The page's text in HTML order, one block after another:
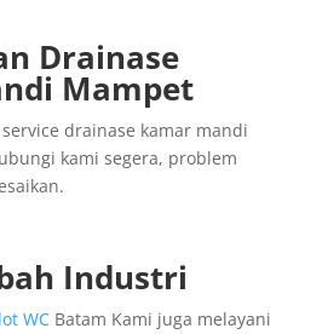
Drainase
Mampet
drainase kamar mandi
kami segera, problem
Industri
WCBatam Kami juga melayani